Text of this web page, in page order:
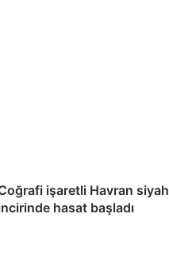
işaretli Havran siyah
hasat başladı